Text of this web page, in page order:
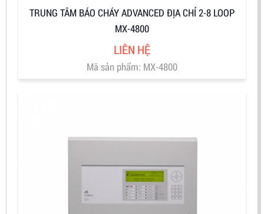
TRUNG TÂM BÁO CHÁY ADVANCED ĐỊA CHỈ 2-8 LOOP
MX-4800
LIÊN HỆ
Mã sản phẩm: MX-4800